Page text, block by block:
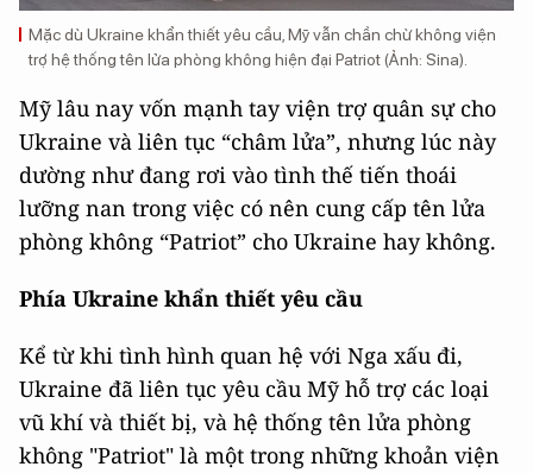
Mặc dù Ukraine khẩn thiết yêu cầu, Mỹ vẫn chần chừ không viện
trợ hệ thống tên lửa phòng không hiện đại Patriot (Ảnh: Sina).
Mỹ lâu nay vốn mạnh tay viện trợ quân sự cho
Ukraine và liên tục “châm lửa”, nhưng lúc này
dường như đang rơi vào tình thế tiến thoái
lưỡng nan trong việc có nên cung cấp tên lửa
phòng không “Patriot” cho Ukraine hay không.
Phía Ukraine khẩn thiết yêu cầu
Kể từ khi tình hình quan hệ với Nga xấu đi,
Ukraine đã liên tục yêu cầu Mỹ hỗ trợ các loại
vũ khí và thiết bị, và hệ thống tên lửa phòng
không "Patriot" là một trong những khoản viện